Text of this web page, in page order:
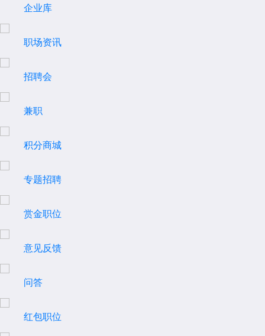
企业库
职场资讯
招聘会
兼职
积分商城
专题招聘
赏金职位
意见反馈
问答
红包职位